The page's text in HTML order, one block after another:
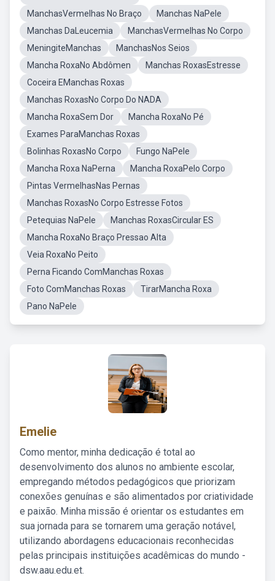
ManchasVermelhas No Braço
Manchas NaPele
Manchas DaLeucemia
ManchasVermelhas No Corpo
MeningiteManchas
ManchasNos Seios
Mancha RoxaNo Abdômen
Manchas RoxasEstresse
Coceira EManchas Roxas
Manchas RoxasNo Corpo Do NADA
Mancha RoxaSem Dor
Mancha RoxaNo Pé
Exames ParaManchas Roxas
Bolinhas RoxasNo Corpo
Fungo NaPele
Mancha Roxa NaPerna
Mancha RoxaPelo Corpo
Pintas VermelhasNas Pernas
Manchas RoxasNo Corpo Estresse Fotos
Petequias NaPele
Manchas RoxasCircular ES
Mancha RoxaNo Braço Pressao Alta
Veia RoxaNo Peito
Perna Ficando ComManchas Roxas
Foto ComManchas Roxas
TirarMancha Roxa
Pano NaPele
Emelie
Como mentor, minha dedicação é total ao
desenvolvimento dos alunos no ambiente escolar,
empregando métodos pedagógicos que priorizam
conexões genuínas e são alimentados por criatividade
e paixão. Minha missão é orientar os estudantes em
sua jornada para se tornarem uma geração notável,
utilizando abordagens educacionais reconhecidas
pelas principais instituições acadêmicas do mundo -
dsw.aau.edu.et.